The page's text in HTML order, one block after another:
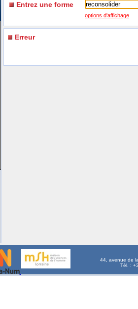
Entrez une forme
options d'affichage
Erreur
44, avenue de
Tél. :